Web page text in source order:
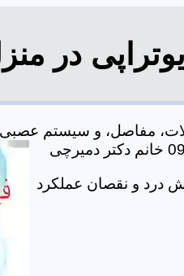
در
مفاصل، و سیستم
درد و نقصان عملکرد